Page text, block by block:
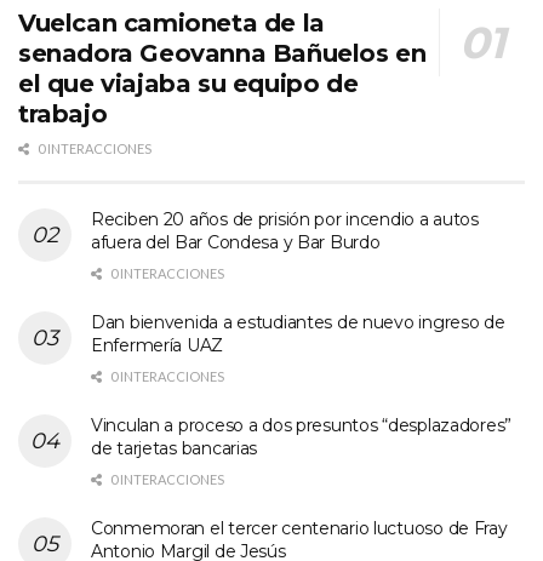
Vuelcan camioneta de la
senadora Geovanna Bañuelos en
el que viajaba su equipo de
trabajo
0 INTERACCIONES
Reciben 20 años de prisión por incendio a autos
afuera del Bar Condesa y Bar Burdo
0 INTERACCIONES
Dan bienvenida a estudiantes de nuevo ingreso de
Enfermería UAZ
0 INTERACCIONES
Vinculan a proceso a dos presuntos “desplazadores”
de tarjetas bancarias
0 INTERACCIONES
Conmemoran el tercer centenario luctuoso de Fray
Antonio Margil de Jesús